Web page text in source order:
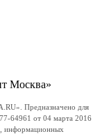
Москва»
Предназначено для
64961 от 04 марта 2016
информационных